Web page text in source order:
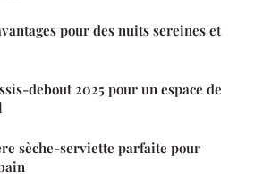
pour des nuits sereines et
debout 2025 pour un espace de
sèche-serviette parfaite pour